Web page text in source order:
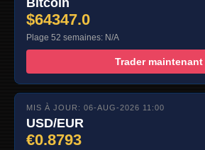
$64347.0
Plage 52 semaines: N/A
Trader maintenant
MIS À JOUR: 06-AUG-2026 11:00
USD/EUR
€0.8793